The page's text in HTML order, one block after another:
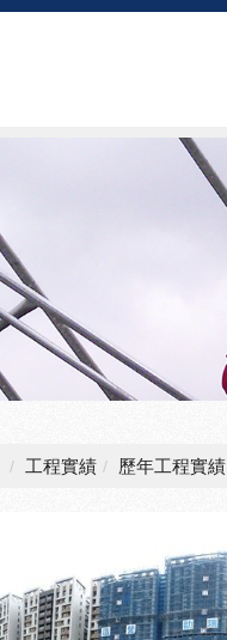
工程實績 歷年工程實績